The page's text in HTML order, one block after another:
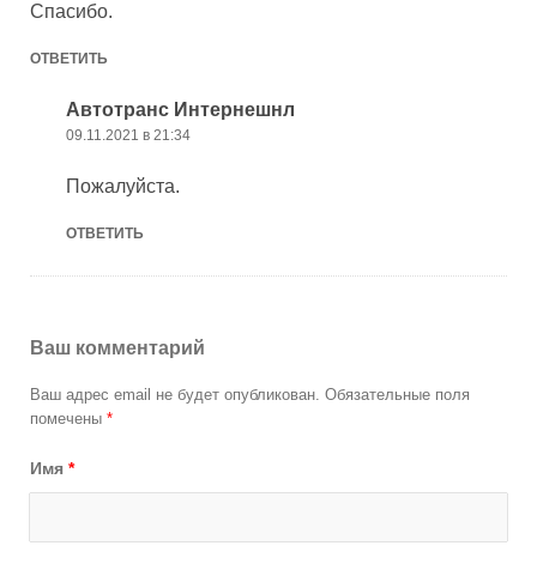
Спасибо.
ОТВЕТИТЬ
Автотранс Интернешнл
09.11.2021 в 21:34
Пожалуйста.
ОТВЕТИТЬ
Ваш комментарий
Ваш адрес email не будет опубликован. Обязательные поля
помечены *
Имя *